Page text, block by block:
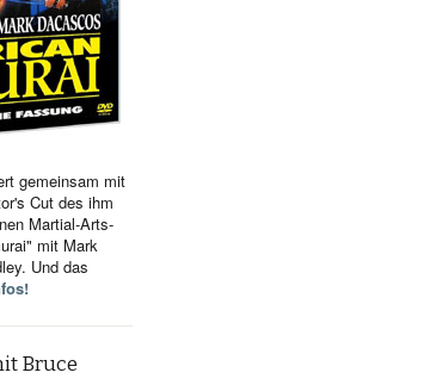
gemeinsam mit
Cut des ihm
Martial-Arts-
mit Mark
Und das
Bruce